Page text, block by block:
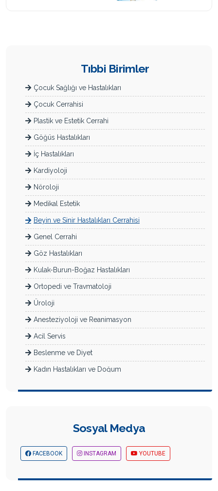
Tıbbi Birimler
Çocuk Sağlığı ve Hastalıkları
Çocuk Cerrahisi
Plastik ve Estetik Cerrahi
Göğüs Hastalıkları
İç Hastalıkları
Kardiyoloji
Nöroloji
Medikal Estetik
Beyin ve Sinir Hastalıkları Cerrahisi
Genel Cerrahi
Göz Hastalıkları
Kulak-Burun-Boğaz Hastalıkları
Ortopedi ve Travmatoloji
Üroloji
Anesteziyoloji ve Reanimasyon
Acil Servis
Beslenme ve Diyet
Kadın Hastalıkları ve Doğum
Check-Up
Sosyal Medya
FACEBOOK INSTAGRAM YOUTUBE